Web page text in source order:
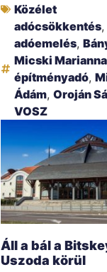
Közélet
adócsökkentés,
adóemelés,
Micski Marianna
építményadó,
Ádám,Oroján
VOSZ
Áll a bál a
Uszoda körül